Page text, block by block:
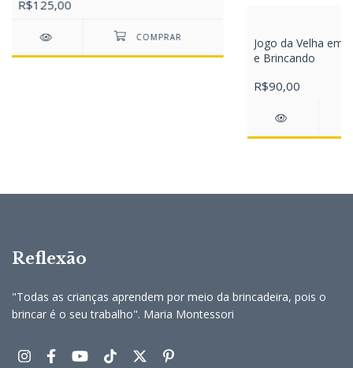
R$125,00
Jogo da Velha em
e Brincando
R$90,00
Reflexão
"Todas as crianças aprendem por meio da brincadeira, pois o
brincar é o seu trabalho". Maria Montessori